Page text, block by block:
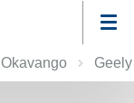
Okavango